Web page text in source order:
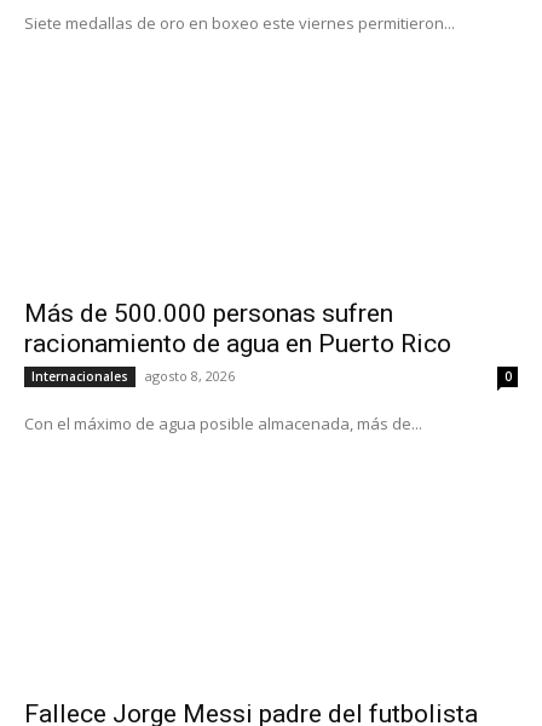
Siete medallas de oro en boxeo este viernes permitieron...
Más de 500.000 personas sufren
racionamiento de agua en Puerto Rico
Internacionales agosto 8, 2026 0
Con el máximo de agua posible almacenada, más de...
Fallece Jorge Messi padre del futbolista